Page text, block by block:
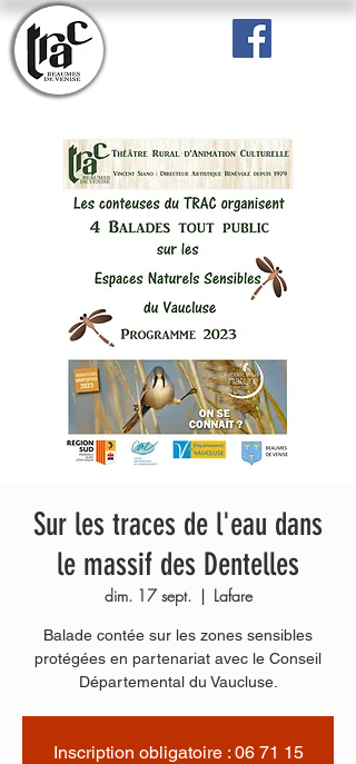
Sur les traces de l'eau dans
le massif des Dentelles
dim. 17 sept.
  |
Lafare
Balade contée sur les zones sensibles
protégées en partenariat avec le Conseil
Départemental du Vaucluse.
Inscription obligatoire : 06 71 15